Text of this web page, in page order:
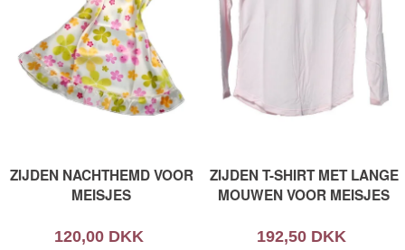
ZIJDEN NACHTHEMD VOOR
MEISJES
120,00 DKK
ZIJDEN T-SHIRT MET LANGE
MOUWEN VOOR MEISJES
192,50 DKK